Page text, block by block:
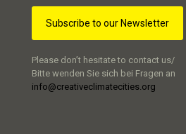
Subscribe to our Newsletter
Please don’t hesitate to contact us/
Bitte wenden Sie sich bei Fragen an
info@creativeclimatecities.org